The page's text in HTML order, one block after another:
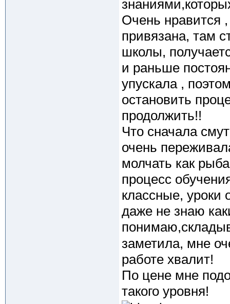
Очень нравится
привязана, там
школы,
и раньше
упускала ,
остановить
продолжить!!
Что сначала
очень
молчать как
процесс
классные, уроки
даже не знаю
заметила, мне
работе хвалит!
По цене мне
такого уровня!